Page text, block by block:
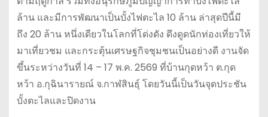
ล้าน และมีการพัฒนาเป็นบั้งไฟตะไล 10 ล้าน ล่าสุดปีนี้มี
ถึง 20 ล้าน หนึ่งเดียวในโลกที่โด่งดัง ดึงดูดนักท่องเที่ยวให้
มาเที่ยวชม และกระตุ้นเศรษฐกิจชุมชนเป็นอย่างดี งานจัด
ขึ้นระหว่างวันที่ 14 – 17 พ.ค. 2569 ที่บ้านกุดหว้า ต.กุด
หว้า อ.กุฉินารายณ์ จ.กาฬสินธุ์ โดยวันนี้เป็นวันจุดประชัน
บั้งตะไลและปิดงาน